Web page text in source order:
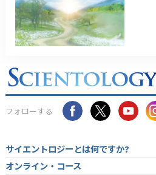
フォローする
サイエントロジーとは何ですか?
オンライン・コース